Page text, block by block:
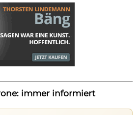
immer informiert